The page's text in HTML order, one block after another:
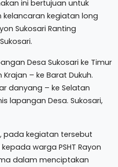
ini bertujuan untuk
kegiatan long
Sukosari Ranting
Desa Sukosari ke Timur
– ke Barat Dukuh.
danyang – ke Selatan
lapangan Desa. Sukosari,
pada kegiatan tersebut
warga PSHT Rayon
dalam menciptakan